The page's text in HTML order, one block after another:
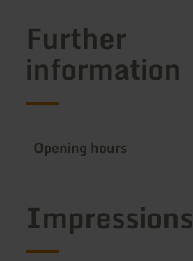
Further
information
Opening hours
Impressions